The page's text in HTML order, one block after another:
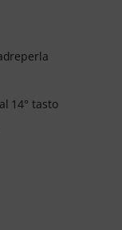
14° tasto